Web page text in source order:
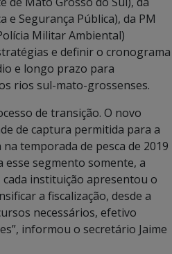
e Segurança Pública), da PM
Militar Ambiental)
e definir o cronograma
e longo prazo para
rios sul-mato-grossenses.
de transição. O novo
de captura permitida para a
temporada de pesca de 2019
segmento somente, a
instituição apresentou o
a fiscalização, desde a
necessários, efetivo
informou o secretário Jaime